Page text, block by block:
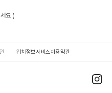
요 )
위치정보서비스이용약관